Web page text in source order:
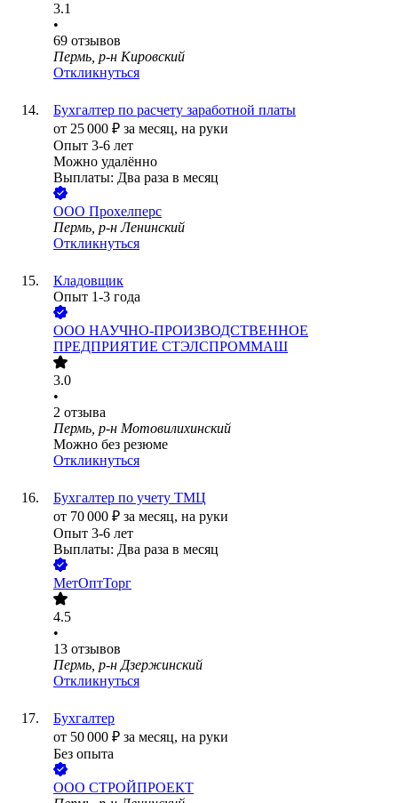
3.1
•
69 отзывов
Пермь, р-н Кировский
Откликнуться
Бухгалтер по расчету заработной платы
от 25 000 ₽ за месяц, на руки
Опыт 3-6 лет
Можно удалённо
Выплаты: Два раза в месяц
ООО Прохелперс
Пермь, р-н Ленинский
Откликнуться
Кладовщик
Опыт 1-3 года
ООО НАУЧНО-ПРОИЗВОДСТВЕННОЕ
ПРЕДПРИЯТИЕ СТЭЛСПРОММАШ
3.0
•
2 отзыва
Пермь, р-н Мотовилихинский
Можно без резюме
Откликнуться
Бухгалтер по учету ТМЦ
от 70 000 ₽ за месяц, на руки
Опыт 3-6 лет
Выплаты: Два раза в месяц
МетОптТорг
4.5
•
13 отзывов
Пермь, р-н Дзержинский
Откликнуться
Бухгалтер
от 50 000 ₽ за месяц, на руки
Без опыта
ООО СТРОЙПРОЕКТ